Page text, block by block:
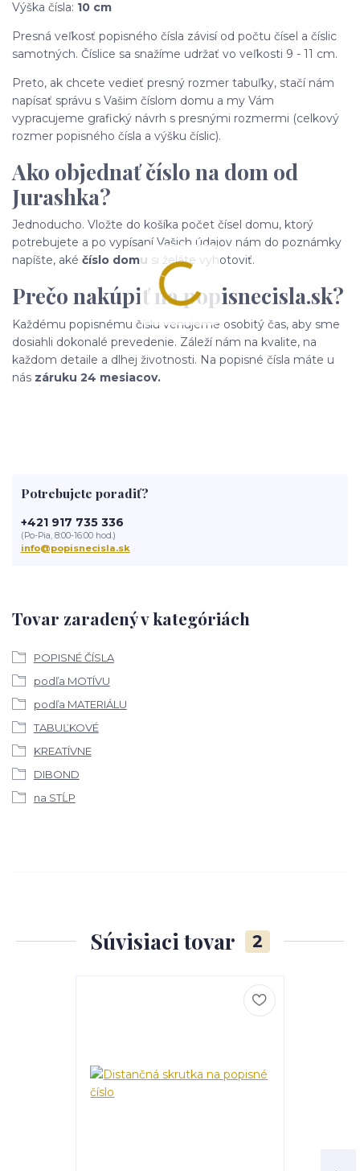
Výška čísla: 10 cm
Presná veľkosť popisného čísla závisí od počtu čísel a číslic
samotných. Číslice sa snažíme udržať vo veľkosti 9 - 11 cm.
Preto, ak chcete vedieť presný rozmer tabuľky, stačí nám
napísať správu s Vašim číslom domu a my Vám
vypracujeme grafický návrh s presnými rozmermi (celkový
rozmer popisného čísla a výšku číslic).
Ako objednať číslo na dom od
Jurashka?
Jednoducho. Vložte do košíka počet čísel domu, ktorý
potrebujete a po vypísaní Vašich údajov nám do poznámky
napíšte, aké číslo domu si želáte vyhotoviť.
Prečo nakúpiť na popisnecisla.sk?
Každému popisnému číslu venujeme osobitý čas, aby sme
dosiahli dokonalé prevedenie. Záleží nám na kvalite, na
každom detaile a dlhej životnosti. Na popisné čísla máte u
nás záruku 24 mesiacov.
Tovar zaradený v kategóriách
POPISNÉ ČÍSLA
podľa MOTÍVU
podľa MATERIÁLU
TABUĽKOVÉ
KREATÍVNE
DIBOND
na STĹP
Potrebujete poradiť?
+421 917 735 336
(Po-Pia, 8:00-16:00 hod.)
info@popisnecisla.sk
Súvisiaci tovar 2